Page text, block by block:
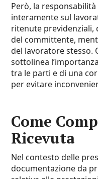
Però, la
interamente sul
ritenute previdenziali,
del committente,
del lavoratore stesso.
sottolinea
tra le parti e di una
per evitare
Come
Ricevuta
Nel contesto delle
documentazione da